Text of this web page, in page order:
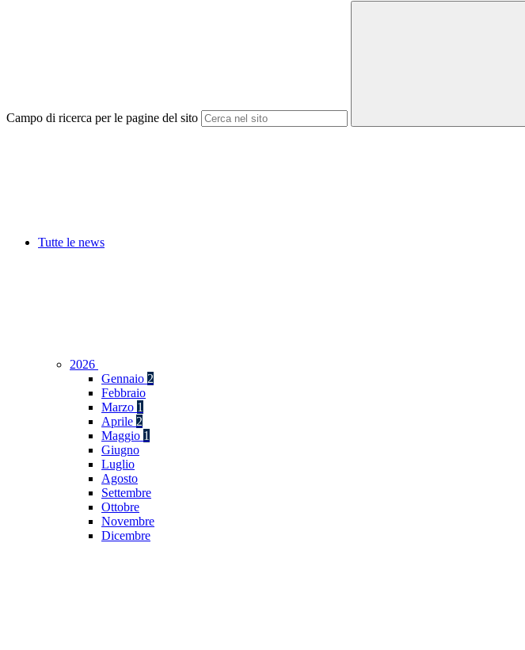
Campo di ricerca per le pagine del sito
Tutte le news
2026
Gennaio 2
Febbraio
Marzo 1
Aprile 2
Maggio 1
Giugno
Luglio
Agosto
Settembre
Ottobre
Novembre
Dicembre